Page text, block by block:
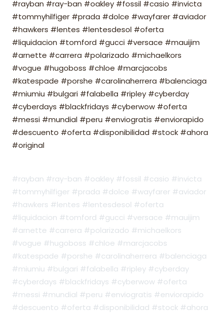
#rayban #ray-ban #oakley #fossil #casio #invicta
#tommyhilfiger #prada #dolce #wayfarer #aviador
#hawkers #lentes #lentesdesol #oferta
#liquidacion #tomford #gucci #versace #mauijim
#arnette #carrera #polarizado #michaelkors
#vogue #hugoboss #chloe #marcjacobs
#katespade #porshe #carolinaherrera #balenciaga
#miumiu #bulgari #falabella #ripley #cyberday
#cyberdays #blackfridays #cyberwow #oferta
#messi #mundial #peru #enviogratis #enviorapido
#descuento #oferta #disponibilidad #stock #ahora
#original
#rayban #ray-ban #oakley #fossil #casio #invicta
#tommyhilfiger #prada #dolce #wayfarer #aviador
#hawkers #lentes #lentesdesol #oferta
#liquidacion #tomford #gucci #versace #mauijim
#arnette #carrera #polarizado #michaelkors
#vogue #hugoboss #chloe #marcjacobs
#katespade #porshe #carolinaherrera #balenciaga
#miumiu #bulgari #falabella #ripley #cyberday
#cyberdays #blackfridays #cyberwow #oferta
#messi #mundial #peru #enviogratis #enviorapido
#descuento #oferta #disponibilidad #stock #ahora